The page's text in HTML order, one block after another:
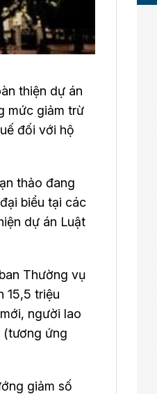
thiện dự án
mức giảm trừ
đối với hộ
thảo đang
biểu tại các
dự án Luật
Thường vụ
15,5 triệu
người lao
(tương ứng
giảm số